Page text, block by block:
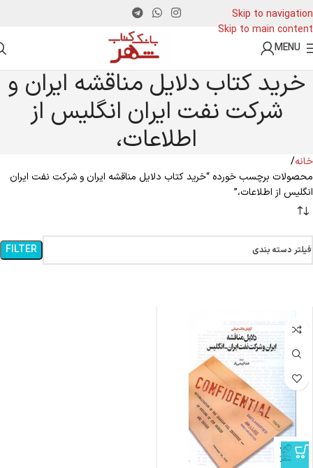
Skip to navigation
Skip to main content
MENU
خرید کتاب دلایل مناقشه ایران و
شرکت نفت ایران انگلیس از
اطلاعات،
خانه
محصولات برچسب خورده “خرید کتاب دلایل مناقشه ایران و شرکت نفت ایران
انگلیس از اطلاعات،”
فیلتر دسته بندی FILTER